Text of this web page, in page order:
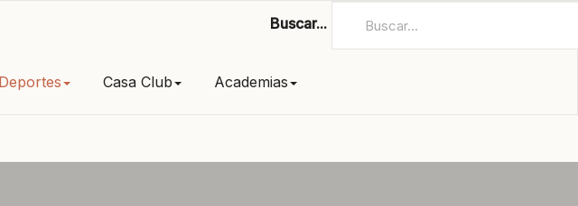
Buscar...
Casa Club Academias